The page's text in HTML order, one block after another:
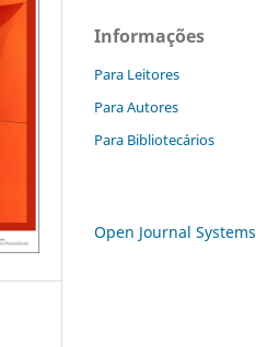
Informações
Para Leitores
Para Autores
Para Bibliotecários
Open Journal Systems